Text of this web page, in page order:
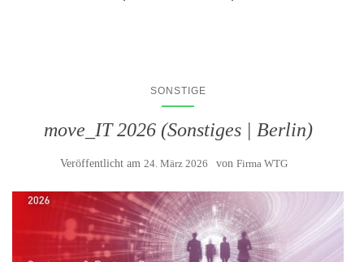
SONSTIGE
move_IT 2026 (Sonstiges | Berlin)
Veröffentlicht am 24. März 2026 von Firma WTG